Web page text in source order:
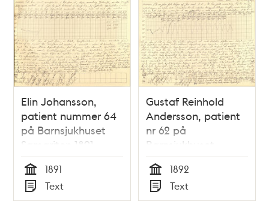
Elin Johansson,
patient nummer 64
på Barnsjukhuset
Samariten 1891
Tid
1891
Typ
Text
Gustaf Reinhold
Andersson, patient
nr 62 på
Barnsjukhuset
Samariten 1891
Tid
1892
Typ
Text